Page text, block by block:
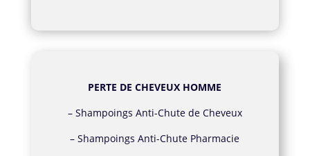
PERTE DE CHEVEUX HOMME
– Shampoings Anti-Chute de Cheveux
–Shampoings Anti-Chute Pharmacie